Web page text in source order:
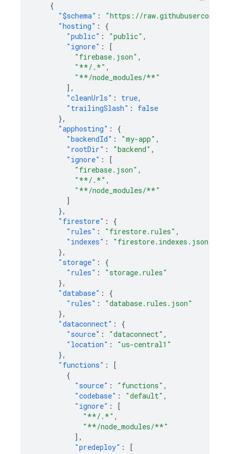
{
"$schema" :
"https://
"hosting" :
{
"public" : "public" ,
"ignore" :
[
"firebase.json" ,
"**/.*" ,
"**/node_modules/**"
],
"cleanUrls" : true,
"trailingSlash" :
false
},
"apphosting" :
{
"backendId" : "my-app" ,
"rootDir" : "backend" ,
"ignore" :
[
"firebase.json" ,
"**/.*" ,
"**/node_modules/**"
]
},
"firestore" :
{
"rules" : "firestore.rules" ,
"indexes" :
"firestore.indexes.json"
},
"storage" :
{
"rules" :
"storage.rules"
},
"database" :
{
"rules" :
"database.rules.json"
},
"dataconnect" :
{
"source" : "dataconnect" ,
"location" :
"us-central1"
},
"functions" :
[
{
"source" : "functions" ,
"codebase" : "default" ,
"ignore" :
[
"**/.*" ,
"**/node_modules/**"
],
"predeploy" :
[